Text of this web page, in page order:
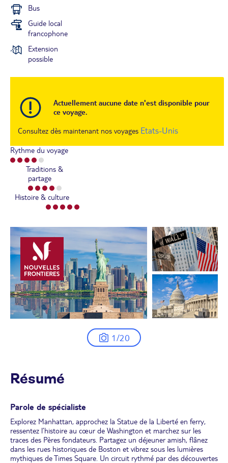
Bus
Guide local
francophone
Extension
possible
Actuellement aucune date n'est disponible pour
ce voyage.
Consultez dès maintenant nos voyages Etats-Unis
Rythme du voyage
Traditions &
partage
Histoire & culture
1/20
Résumé
Parole de spécialiste
Explorez Manhattan, approchez la Statue de la Liberté en ferry,
ressentez l’histoire au cœur de Washington et marchez sur les
traces des Pères fondateurs. Partagez un déjeuner amish, flânez
dans les rues historiques de Boston et vibrez sous les lumières
mythiques de Times Square. Un circuit rythmé par des découvertes